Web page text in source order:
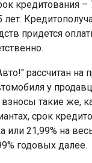
кредитования –
придется
рассчитан на
у
такие же,
срок
или 21,99% на
годовых далее.